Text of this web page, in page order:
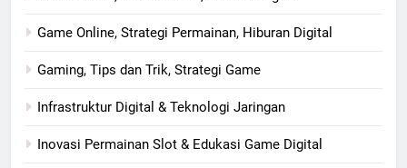
Game Online, Strategi Permainan, Hiburan Digital
Gaming, Tips dan Trik, Strategi Game
Infrastruktur Digital & Teknologi Jaringan
Inovasi Permainan Slot & Edukasi Game Digital